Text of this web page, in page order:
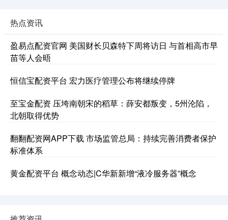
热点资讯
盈易点配资官网 美国财长贝森特下周将访日 与首相高市早
苗等人会晤
恒信宝配资平台 宏力医疗管理公布将继续停牌
至宝金配资 压垮南朝宋的稻草：薛安都叛变，5州沦陷，
北朝取得优势
翻翻配资网APP下载 市场监管总局：持续完善消费者保护
标准体系
黄金配资平台 概念动态|C华新新增“液冷服务器”概念